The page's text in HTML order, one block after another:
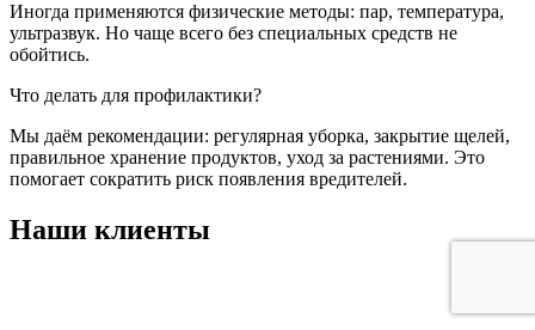
Иногда применяются физические методы: пар, температура,
ультразвук. Но чаще всего без специальных средств не
обойтись.
Что делать для профилактики?
Мы даём рекомендации: регулярная уборка, закрытие щелей,
правильное хранение продуктов, уход за растениями. Это
помогает сократить риск появления вредителей.
Наши клиенты